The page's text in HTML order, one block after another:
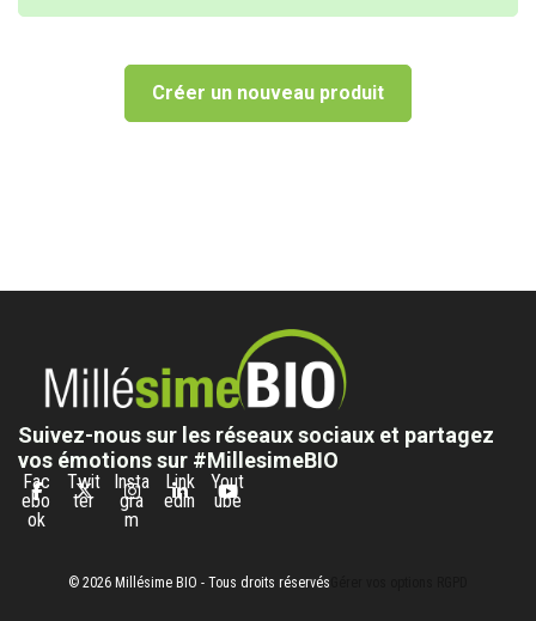
Créer un nouveau produit
Suivez-nous sur les réseaux sociaux et partagez
vos émotions sur #MillesimeBIO
Fac
ebo
ok
Twit
ter
Insta
gra
m
Link
edin
Yout
ube
© 2026 Millésime BIO - Tous droits réservés